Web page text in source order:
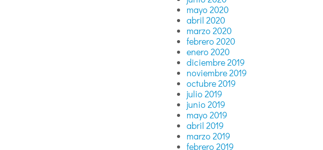
mayo 2020
abril 2020
marzo 2020
febrero 2020
enero 2020
diciembre 2019
noviembre 2019
octubre 2019
julio 2019
junio 2019
mayo 2019
abril 2019
marzo 2019
febrero 2019